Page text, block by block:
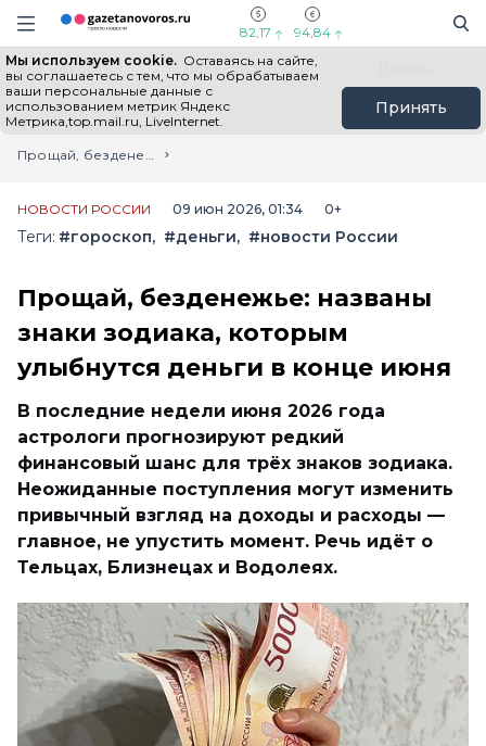
Информационный портал "ГазетаНоворос.ру"
Навигация сайта
82,17 94,84
Мы используем cookie. Оставаясь на сайте,
вы соглашаетесь с тем, что мы обрабатываем
ваши персональные данные с
использованием метрик Яндекс
Метрика,top.mail.ru, LiveInternet.
Принять
Все новости Новости России
Главная
Лента новостей
Прощай, безденежье: названы знаки зодиака, которым улыбнутся деньги в конце июня
НОВОСТИ РОССИИ 09 июн 2026, 01:34 0+
Теги: #гороскоп #деньги #новости России
Прощай, безденежье: названы
знаки зодиака, которым
улыбнутся деньги в конце июня
В последние недели июня 2026 года
астрологи прогнозируют редкий
финансовый шанс для трёх знаков зодиака.
Неожиданные поступления могут изменить
привычный взгляд на доходы и расходы —
главное, не упустить момент. Речь идёт о
Тельцах, Близнецах и Водолеях.